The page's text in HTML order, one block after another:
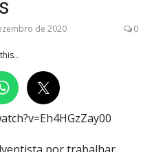
de 2020 0